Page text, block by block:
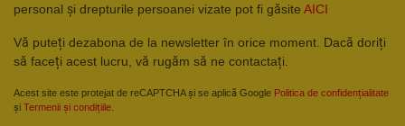
personal și drepturile persoanei vizate pot fi găsite AICI
Vă puteți dezabona de la newsletter în orice moment. Dacă doriți
să faceți acest lucru, vă rugăm să ne contactați.
Acest site este protejat de reCAPTCHA și se aplică Google Politica de confidențialitate
și Termenii și condițiile